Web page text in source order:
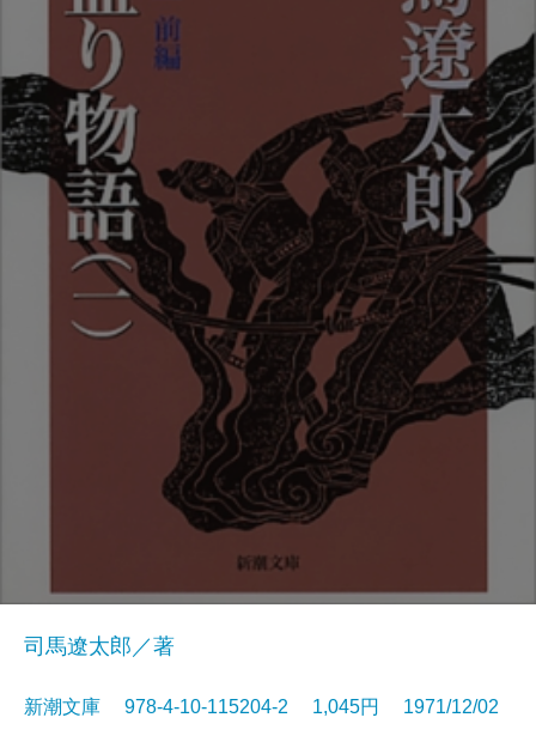
司馬遼太郎／著
新潮文庫 978-4-10-115204-2 1,045円 1971/12/02